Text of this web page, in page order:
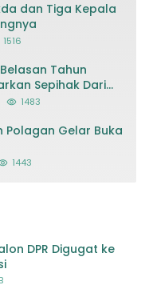
dan Tiga Kepala
1516
Tahun
Sepihak Dari
1483
Polagan Gelar Buka
1443
DPR Digugat ke